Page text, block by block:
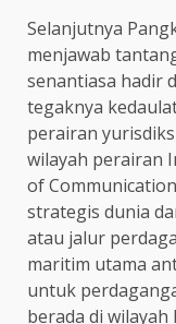
Selanjutnya
menjawab
senantiasa hadir
tegaknya
perairan
wilayah perairan
of
strategis dunia
atau jalur
maritim utama
untuk
berada di wilayah